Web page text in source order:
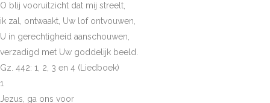
O blij vooruitzicht dat mij streelt,
ik zal, ontwaakt, Uw lof ontvouwen,
U in gerechtigheid aanschouwen,
verzadigd met Uw goddelijk beeld.
Gz. 442: 1, 2, 3 en 4 (Liedboek)
1
Jezus, ga ons voor